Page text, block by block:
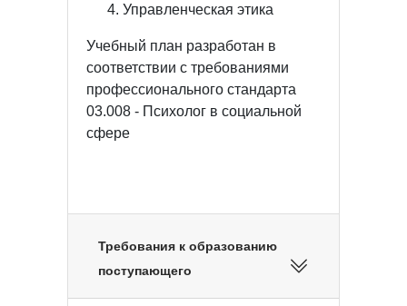
Управленческая этика
Учебный план разработан в
соответствии с требованиями
профессионального стандарта
03.008 - Психолог в социальной
сфере
Требования к образованию
поступающего